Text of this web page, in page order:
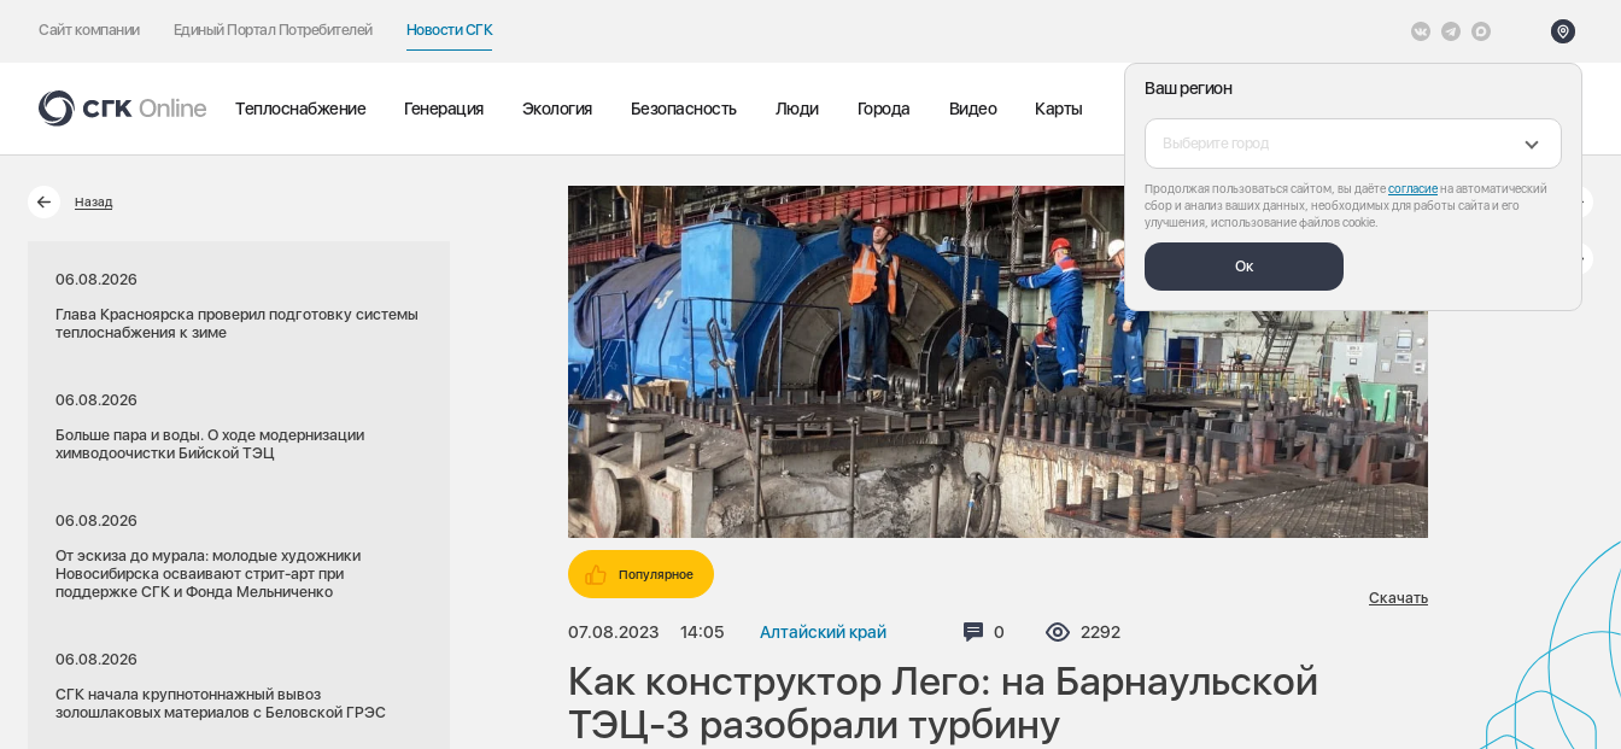
Сайт компании Единый Портал Потребителей Новости СГК
Ваш регион
Выберите город
Продолжая пользоваться сайтом, вы даётесогласиена автоматический
сбор и анализ ваших данных, необходимых для работы сайта и его
улучшения, использование файлов cookie.
Ок
Теплоснабжение Генерация Экология Безопасность Люди Города Видео Карты
Назад
06.08.2026
Глава Красноярска проверил подготовку системы
теплоснабжения к зиме
06.08.2026
Больше пара и воды. О ходе модернизации
химводоочистки Бийской ТЭЦ
06.08.2026
От эскиза до мурала: молодые художники
Новосибирска осваивают стрит-арт при
поддержке СГК и Фонда Мельниченко
06.08.2026
СГК начала крупнотоннажный вывоз
золошлаковых материалов с Беловской ГРЭС
Популярное
07.08.2023 14:05 Алтайский край Комментариев:
0 Просмотров:
2292
Скачать
Как конструктор Лего: на Барнаульской
ТЭЦ-3 разобрали турбину